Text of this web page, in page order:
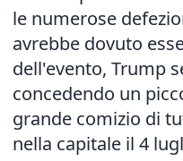
le numerose
avrebbe dovuto
dell'evento, Trump
concedendo un
grande comizio di
nella capitale il 4